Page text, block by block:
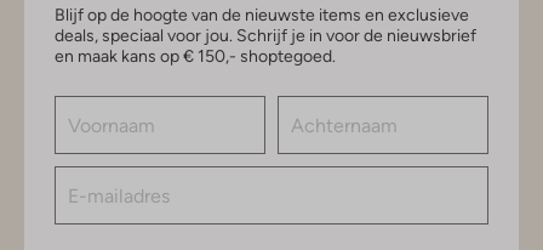
Blijf op de hoogte van de nieuwste items en exclusieve
deals, speciaal voor jou. Schrijf je in voor de nieuwsbrief
en maak kans op € 150,- shoptegoed.